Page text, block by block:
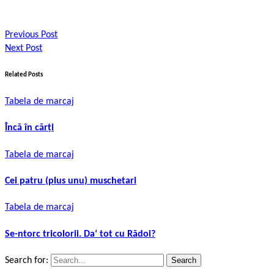
Previous Post
Next Post
Related Posts
Tabela de marcaj
Încă în cărți
Tabela de marcaj
Cei patru (plus unu) muschetari
Tabela de marcaj
Se-ntorc tricolorii. Da‘ tot cu Rădoi?
Search for: